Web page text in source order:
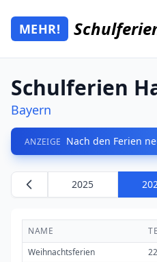
Zum Hauptinhalt springen
Mehr Schulferien
MEHR!
Schulferien
Bayern
ANZEIGE Nach den Ferien
2025
NAME
Weihnachtsferien